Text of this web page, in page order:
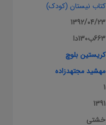
کتاب نیستان (کودک)
1392/04/23
663ب130دا
کریستین بلوچ
مهشید مجتهدزاده
1
1391
خشتی